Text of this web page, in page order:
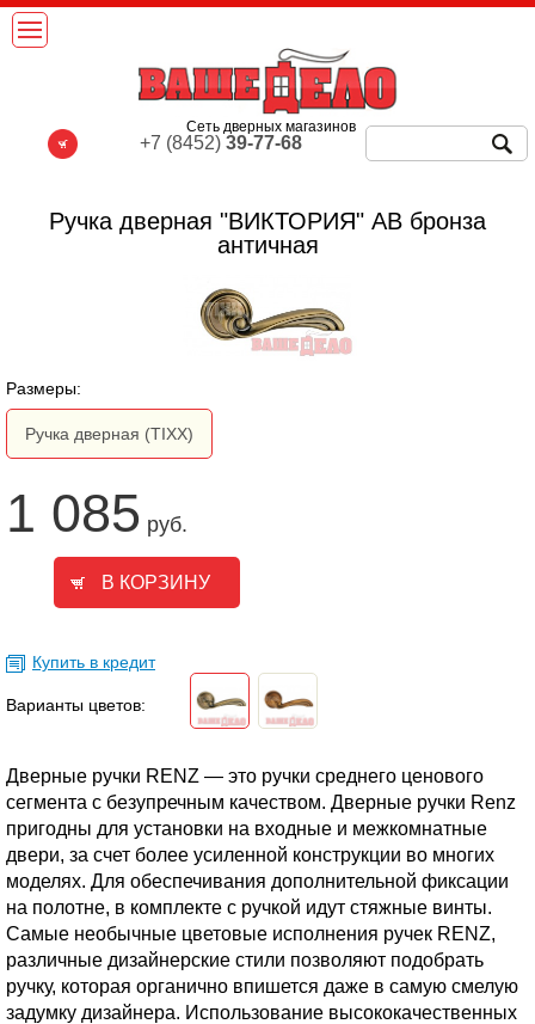
Ручка дверная "ВИКТОРИЯ" AB бронза
античная
Размеры:
Ручка дверная (TIXX)
1 085 руб.
Купить в кредит
Варианты цветов:
Дверные ручки RENZ — это ручки среднего ценового
сегмента с безупречным качеством. Дверные ручки Renz
пригодны для установки на входные и межкомнатные
двери, за счет более усиленной конструкции во многих
моделях. Для обеспечивания дополнительной фиксации
на полотне, в комплекте с ручкой идут стяжные винты.
Самые необычные цветовые исполнения ручек RENZ,
различные дизайнерские стили позволяют подобрать
ручку, которая органично впишется даже в самую смелую
задумку дизайнера. Использование высококачественных
Сеть дверных магазинов
+7 (8452)39-77-68